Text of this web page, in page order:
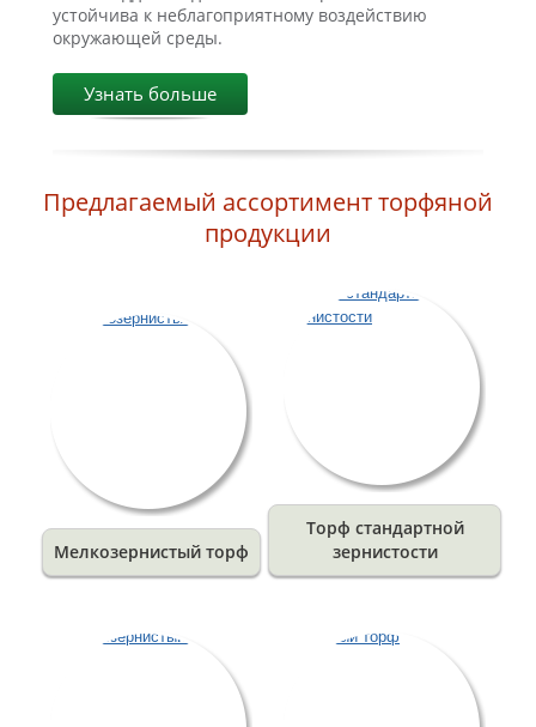
устойчива к неблагоприятному воздействию
окружающей среды.
Узнать больше
Предлагаемый ассортимент торфяной
продукции
Мелкозернистый торф
Торф стандартной
зернистости